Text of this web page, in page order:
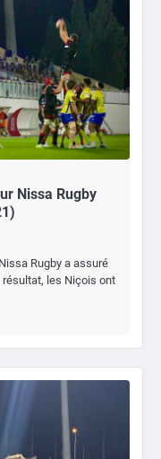
Nissa Rugby
Rugby a assuré
résultat, les Niçois ont